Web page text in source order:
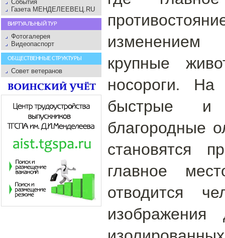
События
Газета МЕНДЕЛЕЕВЕЦ.RU
ВИРТУАЛЬНЫЙ ТУР
Фотогалерея
Видеопаспорт
ОБЩЕСТВЕННЫЕ СТРУКТУРЫ
Совет ветеранов
крупные
носороги.
быстрые
благородные
становятся
главное
отводится